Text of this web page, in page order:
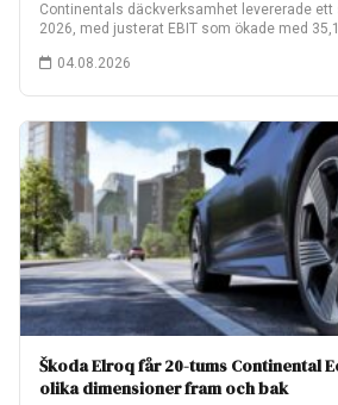
Continentals däckverksamhet levererade ett
2026, med justerat EBIT som ökade med
04.08.2026
Škoda Elroq får 20-tums Continental
olika dimensioner fram och bak